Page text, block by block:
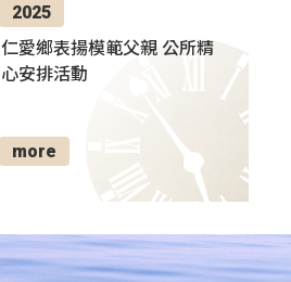
2025
仁愛鄉表揚模範父親 公所精
心安排活動
more